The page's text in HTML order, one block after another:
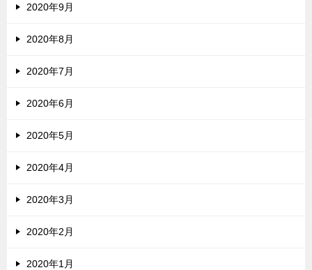
2020年9月
2020年8月
2020年7月
2020年6月
2020年5月
2020年4月
2020年3月
2020年2月
2020年1月